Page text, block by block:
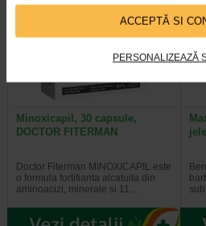
ACCEPTĂ SI
PERSONALIZEAZĂ
Preț redus: 43.13 Lei
Minoxicapil, 30 capsule,
DOCTOR FITERMAN
Doctor Fiterman MINOXICAPIL este
o formula fortifianta alcatuita din
aminoacizi, minerale si 11…